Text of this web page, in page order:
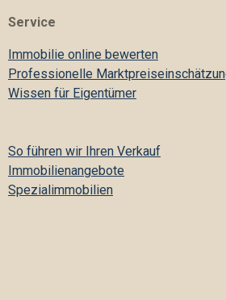
Service
Immobilie online bewerten
Professionelle
Wissen für Eigentümer
So führen wir Ihren Verkauf
Immobilienangebote
Spezialimmobilien